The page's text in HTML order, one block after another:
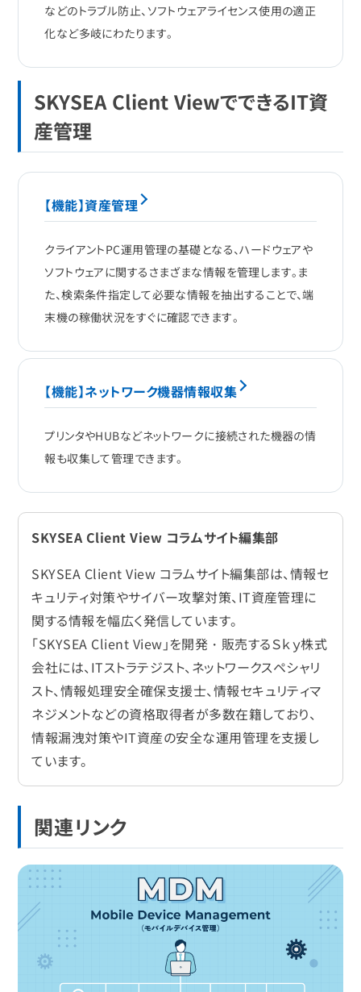
などのトラブル防止、ソフトウェアライセンス使用の適正
化など多岐にわたります。
SKYSEA Client ViewでできるIT資
産管理
【機能】資産管理
クライアントPC運用管理の基礎となる、ハードウェアや
ソフトウェアに関するさまざまな情報を管理します。ま
た、検索条件指定して必要な情報を抽出することで、端
末機の稼働状況をすぐに確認できます。
【機能】ネットワーク機器情報収集
プリンタやHUBなどネットワークに接続された機器の情
報も収集して管理できます。
SKYSEA Client View コラムサイト編集部
SKYSEA Client View コラムサイト編集部は、情報セ
キュリティ対策やサイバー攻撃対策、IT資産管理に
関する情報を幅広く発信しています。
「SKYSEA Client View」を開発・販売するＳｋｙ株式
会社には、ITストラテジスト、ネットワークスペシャリ
スト、情報処理安全確保支援士、情報セキュリティマ
ネジメントなどの資格取得者が多数在籍しており、
情報漏洩対策やIT資産の安全な運用管理を支援し
ています。
関連リンク